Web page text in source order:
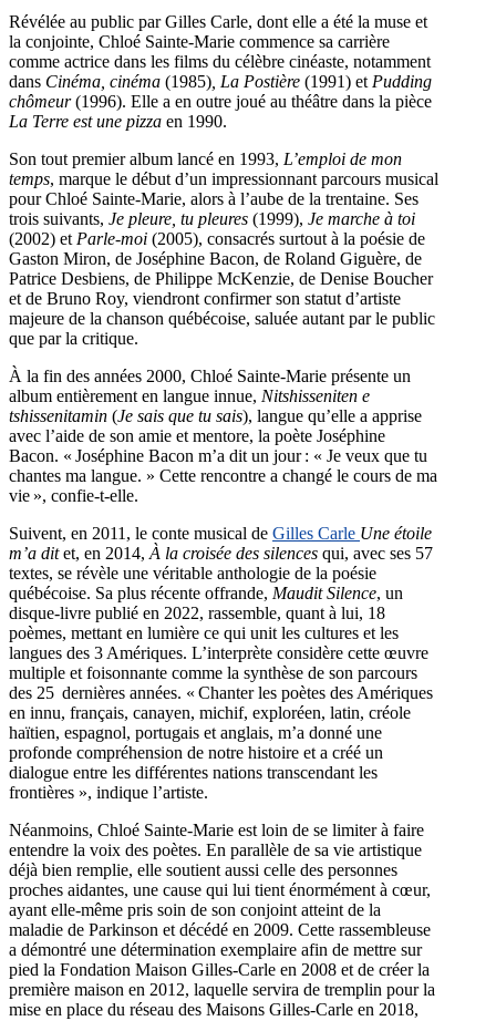
Révélée au public par Gilles Carle, dont elle a été la muse et
la conjointe, Chloé Sainte-Marie commence sa carrière
comme actrice dans les films du célèbre cinéaste, notamment
dans Cinéma, cinéma (1985) La Postière (1991) et Pudding
chômeur(1996). Elle a en outre joué au théâtre dans la pièce
La Terre est une pizza en 1990.
Son tout premier album lancé en 1993, L’emploi de mon
temps, marque le début d’un impressionnant parcours musical
pour Chloé Sainte-Marie, alors à l’aube de la trentaine. Ses
trois suivants, Je pleure, tu pleures (1999), Je marche à toi
(2002) et Parle-moi (2005), consacrés surtout à la poésie de
Gaston Miron, de Joséphine Bacon, de Roland Giguère, de
Patrice Desbiens, de Philippe McKenzie, de Denise Boucher
et de Bruno Roy, viendront confirmer son statut d’artiste
majeure de la chanson québécoise, saluée autant par le public
que par la critique.
À la fin des années 2000, Chloé Sainte-Marie présente un
album entièrement en langue innue, Nitshisseniten e
tshissenitamin (Je sais que tu sais), langue qu’elle a apprise
avec l’aide de son amie et mentore, la poète Joséphine
Bacon. « Joséphine Bacon m’a dit un jour : « Je veux que tu
chantes ma langue. » Cette rencontre a changé le cours de ma
vie », confie-t-elle.
Suivent, en 2011, le conte musical de Gilles Carle Une étoile
m’a ditet, en 2014, À la croisée des silences qui, avec ses 57
textes, se révèle une véritable anthologie de la poésie
québécoise. Sa plus récente offrande, Maudit Silence, un
disque-livre publié en 2022, rassemble, quant à lui, 18
poèmes, mettant en lumière ce qui unit les cultures et les
langues des 3 Amériques. L’interprète considère cette œuvre
multiple et foisonnante comme la synthèse de son parcours
des 25 dernières années. « Chanter les poètes des Amériques
en innu, français, canayen, michif, exploréen, latin, créole
haïtien, espagnol, portugais et anglais, m’a donné une
profonde compréhension de notre histoire et a créé un
dialogue entre les différentes nations transcendant les
frontières », indique l’artiste.
Néanmoins, Chloé Sainte-Marie est loin de se limiter à faire
entendre la voix des poètes. En parallèle de sa vie artistique
déjà bien remplie, elle soutient aussi celle des personnes
proches aidantes, une cause qui lui tient énormément à cœur,
ayant elle-même pris soin de son conjoint atteint de la
maladie de Parkinson et décédé en 2009. Cette rassembleuse
a démontré une détermination exemplaire afin de mettre sur
pied la Fondation Maison Gilles-Carle en 2008 et de créer la
première maison en 2012, laquelle servira de tremplin pour la
mise en place du réseau des Maisons Gilles-Carle en 2018,